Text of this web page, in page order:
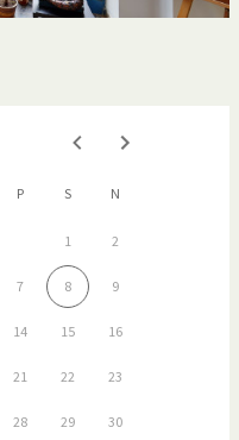
P S N
1 2
7 8 9
14 15 16
21 22 23
28 29 30